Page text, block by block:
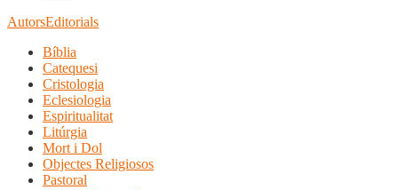
AutorsEditorials
Bíblia
Catequesi
Cristologia
Eclesiologia
Espiritualitat
Litúrgia
Mort i Dol
Objectes Religiosos
Pastoral